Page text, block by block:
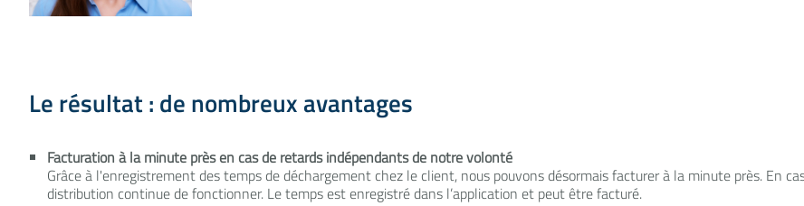
Le résultat : de nombreux avantages
Facturation à la minute près en cas de retards indépendants de notre volonté
Grâce à l'enregistrement des temps de déchargement chez le client, nous pouvons désormais facturer à la minute près. En
distribution continue de fonctionner. Le temps est enregistré dans l’application et peut être facturé.